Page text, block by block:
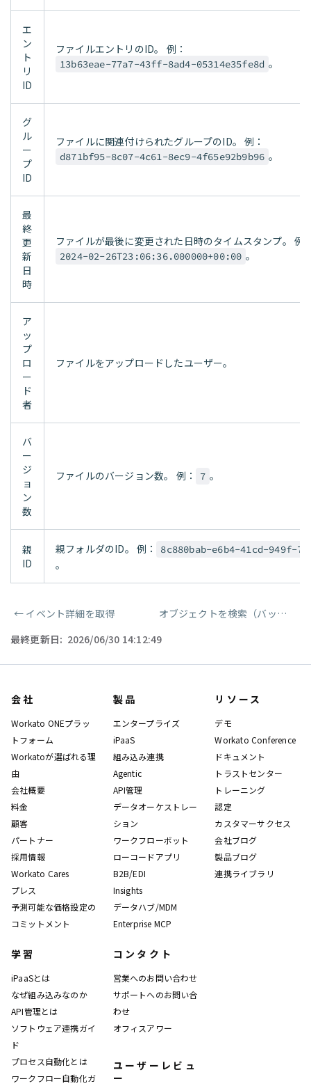
エ
ン
ト
リ
ID
ファイルエントリのID。 例：
13b63eae-77a7-43ff-8ad4-05314e35fe8d 。
グ
ル
ー
プ
ID
ファイルに関連付けられたグループのID。 例：
d871bf95-8c07-4c61-8ec9-4f65e92b9b96 。
最
終
更
新
日
時
ファイルが最後に変更された日時のタイムスタンプ。 例
2024-02-26T23:06:36.000000+00:00 。
ア
ッ
プ
ロ
ー
ド
者
ファイルをアップロードしたユーザー。
バ
ー
ジ
ョ
ン
数
ファイルのバージョン数。 例： 7 。
親
ID
親フォルダのID。 例： 8c880bab-e6b4-41cd-949f-
。
ページャー
← イベント詳細を取得 オブジェクトを検索（バッチ）
最終更新日: 2026/06/30 14:12:49
会社
Workato ONEプラッ
トフォーム
Workatoが選ばれる理
由
会社概要
料金
顧客
パートナー
採用情報
Workato Cares
プレス
予測可能な価格設定の
コミットメント
製品
エンタープライズ
iPaaS
組み込み連携
Agentic
API管理
データオーケストレー
ション
ワークフローボット
ローコードアプリ
B2B/EDI
Insights
データハブ/MDM
Enterprise MCP
リソース
デモ
Workato Conference
ドキュメント
トラストセンター
トレーニング
認定
カスタマーサクセス
会社ブログ
製品ブログ
連携ライブラリ
学習
iPaaSとは
なぜ組み込みなのか
API管理とは
ソフトウェア連携ガイ
ド
プロセス自動化とは
ワークフロー自動化ガ
コンタクト
営業へのお問い合わせ
サポートへのお問い合
わせ
オフィスアワー
ユーザーレビュ
ー